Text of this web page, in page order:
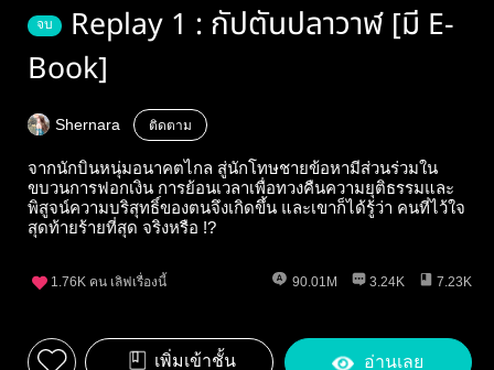
จบ
Replay 1 : กัปตันปลาวาฬ [มี E-
Book]
Shernara ติดตาม
จากนักบินหนุ่มอนาคตไกล สู่นักโทษชายข้อหามีส่วนร่วมใน
ขบวนการฟอกเงิน การย้อนเวลาเพื่อทวงคืนความยุติธรรมและ
พิสูจน์ความบริสุทธิ์ของตนจึงเกิดขึ้น และเขาก็ได้รู้ว่า คนที่ไว้ใจ
สุดท้ายร้ายที่สุด จริงหรือ !?
1.76K คน เลิฟเรื่องนี้ 90.01M 3.24K 7.23K
เพิ่มเข้าชั้น อ่านเลย